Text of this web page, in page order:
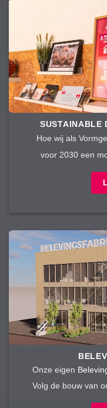
SUSTAINABLE
Hoe wij als
voor 2030 een
Onze eigen
Volg de bouw van